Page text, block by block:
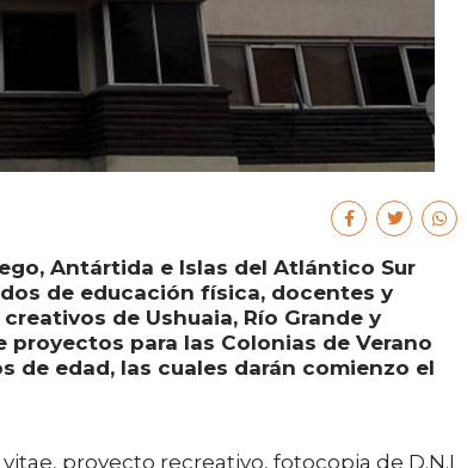
Antártida e Islas del Atlántico Sur
de educación física, docentes y
de Ushuaia, Río Grande y
para las Colonias de Verano
de edad, las cuales darán comienzo el
proyecto recreativo, fotocopia de D.N.I